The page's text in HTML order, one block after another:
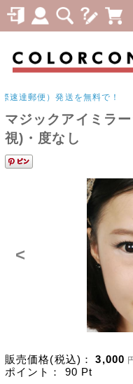
郵便）発送を無料で！
マジックアイミラ
視)・度なし
<
販売価格(税込)： 3,000
ポイント： 90 Pt